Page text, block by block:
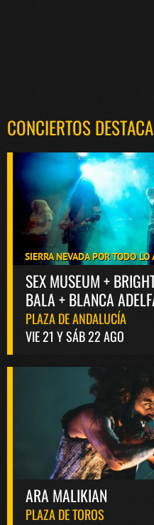
CONCIERTOS
SIERRA NEVADA POR TODO LO
SEX MUSEUM +
BALA + BLANCA
PLAZA DE ANDALUCÍA
VIE 21 Y SÁB 22 AGO
ARA MALIKIAN
PLAZA DE TOROS